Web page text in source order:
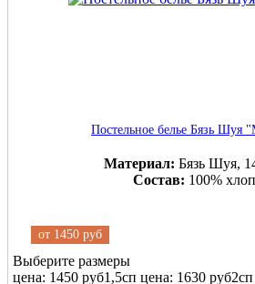
Постельное белье Бязь Шуя
Материал: Бязь Шуя,
Состав: 100%
от 1450 руб
Выберите размеры
цена: 1450 руб1,5сп цена: 1630 руб2сп